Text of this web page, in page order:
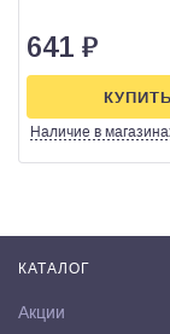
641 ₽
Наличие в
КУПИТЬ
КАТАЛОГ
Акции